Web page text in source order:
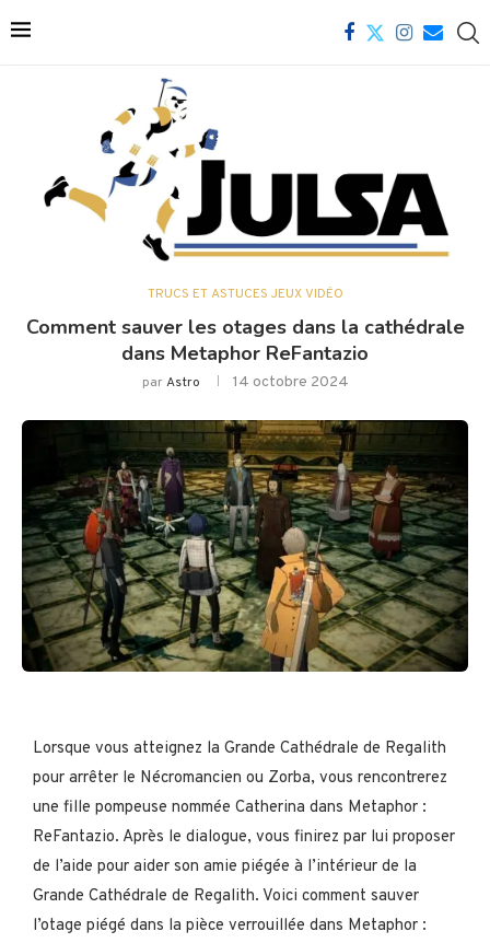
TRUCS ET ASTUCES JEUX VIDÉO
Comment sauver les otages dans la cathédrale
dans Metaphor ReFantazio
parAstro 14 octobre 2024
Lorsque vous atteignez la Grande Cathédrale de Regalith
pour arrêter le Nécromancien ou Zorba, vous rencontrerez
une fille pompeuse nommée Catherina dans Metaphor :
ReFantazio. Après le dialogue, vous finirez par lui proposer
de l’aide pour aider son amie piégée à l’intérieur de la
Grande Cathédrale de Regalith. Voici comment sauver
l’otage piégé dans la pièce verrouillée dans Metaphor :